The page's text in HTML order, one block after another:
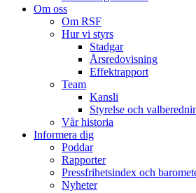
Om oss
Om RSF
Hur vi styrs
Stadgar
Årsredovisning
Effektrapport
Team
Kansli
Styrelse och
Vår historia
Informera dig
Poddar
Rapporter
Pressfrihetsindex och
Nyheter